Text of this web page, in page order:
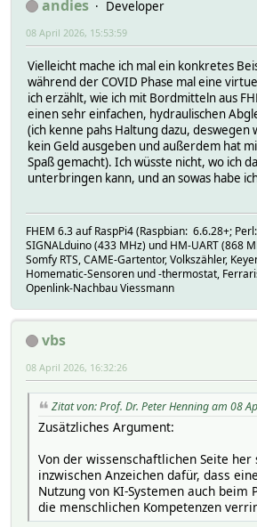
andies
Developer
08 April 2026, 15:53:59
Vielleicht mache ich mal ein konkretes
während der COVID Phase mal eine
ich erzählt, wie ich mit Bordmitteln aus
einen sehr einfachen, hydraulischen
(ich kenne pahs Haltung dazu, deswegen
kein Geld ausgeben und außerdem hat
Spaß gemacht). Ich wüsste nicht, wo ich
unterbringen kann, und an sowas habe
FHEM 6.3 auf RaspPi4 (Raspbian: 6.6.28+;
SIGNALduino (433 MHz) und HM-UART (868
Somfy RTS, CAME-Gartentor, Volkszähler,
Homematic-Sensoren und -thermostat,
Openlink-Nachbau Viessmann
vbs
08 April 2026, 16:32:26
Zitat von: Prof. Dr. Peter Henning am 08
Zusätzliches Argument:
Von der wissenschaftlichen Seite her
inzwischen Anzeichen dafür, dass
Nutzung von KI-Systemen auch beim
die menschlichen Kompetenzen